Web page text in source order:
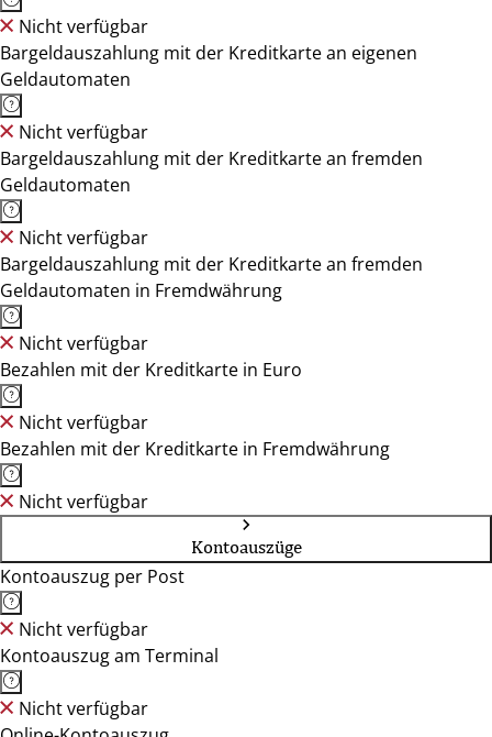
Nicht verfügbar
Bargeldauszahlung mit der Kreditkarte an eigenen
Geldautomaten
Nicht verfügbar
Bargeldauszahlung mit der Kreditkarte an fremden
Geldautomaten
Nicht verfügbar
Bargeldauszahlung mit der Kreditkarte an fremden
Geldautomaten in Fremdwährung
Nicht verfügbar
Bezahlen mit der Kreditkarte in Euro
Nicht verfügbar
Bezahlen mit der Kreditkarte in Fremdwährung
Nicht verfügbar
Kontoauszüge
Kontoauszug per Post
Nicht verfügbar
Kontoauszug am Terminal
Nicht verfügbar